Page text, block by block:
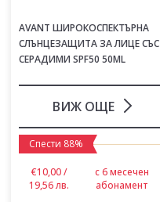
AVANT ШИРОКОСПЕКТЪРНА
СЛЪНЦЕЗАЩИТА ЗА ЛИЦЕ СЪС
СЕРАДИМИ SPF50 50ML
ВИЖ ОЩЕ
Спести 88%
€10,00 /
19,56 лв.
с 6 месечен
абонамент